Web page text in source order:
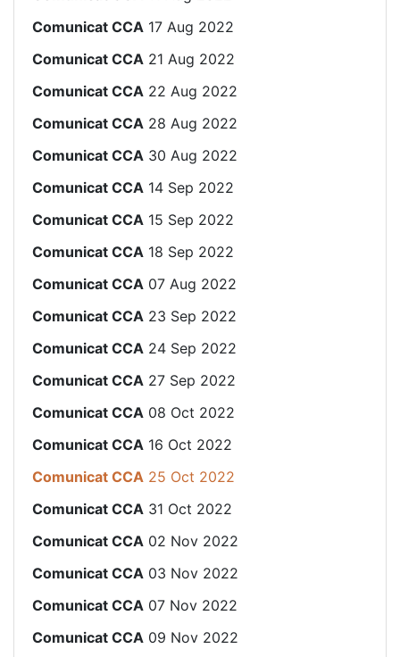
Comunicat CCA 17 Aug 2022
Comunicat CCA 21 Aug 2022
Comunicat CCA 22 Aug 2022
Comunicat CCA 28 Aug 2022
Comunicat CCA 30 Aug 2022
Comunicat CCA 14 Sep 2022
Comunicat CCA 15 Sep 2022
Comunicat CCA 18 Sep 2022
Comunicat CCA 07 Aug 2022
Comunicat CCA 23 Sep 2022
Comunicat CCA 24 Sep 2022
Comunicat CCA 27 Sep 2022
Comunicat CCA 08 Oct 2022
Comunicat CCA 16 Oct 2022
Comunicat CCA 25 Oct 2022
Comunicat CCA 31 Oct 2022
Comunicat CCA 02 Nov 2022
Comunicat CCA 03 Nov 2022
Comunicat CCA 07 Nov 2022
Comunicat CCA 09 Nov 2022